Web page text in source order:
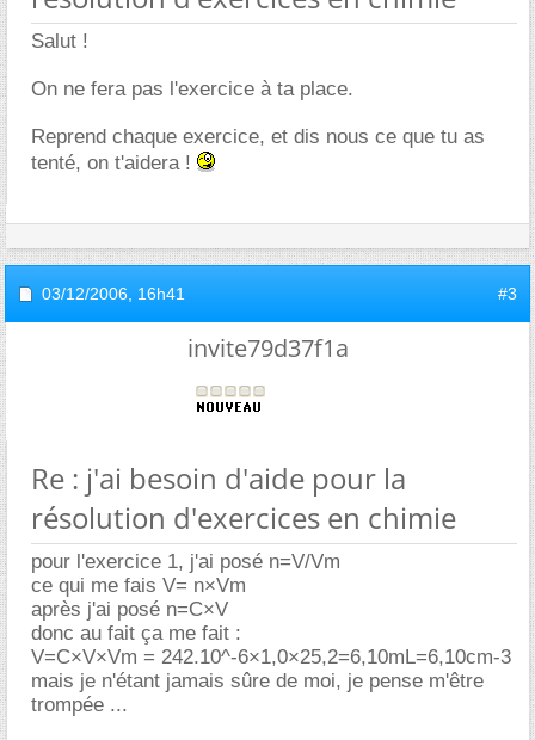
Salut !
On ne fera pas l'exercice à ta place.
Reprend chaque exercice, et dis nous ce que tu as
tenté, on t'aidera !
03/12/2006, 16h41 #3
invite79d37f1a
Re : j'ai besoin d'aide pour la
résolution d'exercices en chimie
pour l'exercice 1, j'ai posé n=V/Vm
ce qui me fais V= n×Vm
après j'ai posé n=C×V
donc au fait ça me fait :
V=C×V×Vm = 242.10^-6×1,0×25,2=6,10mL=6,10cm-3
mais je n'étant jamais sûre de moi, je pense m'être
trompée ...